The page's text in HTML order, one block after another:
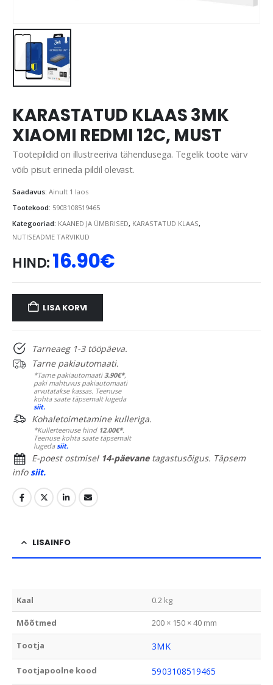
KARASTATUD KLAAS 3MK
XIAOMI REDMI 12C, MUST
Tootepildid on illustreeriva tähendusega. Tegelik toote värv
võib pisut erineda pildil olevast.
Saadavus: Ainult 1 laos
Tootekood: 5903108519465
Kategooriad: KAANED JA ÜMBRISED, KARASTATUD KLAAS,
NUTISEADME TARVIKUD
HIND:16.90€
LISA KORVI
Tarneaeg 1-3 tööpäeva.
Tarne pakiautomaati.
*Tarne pakiautomaati 3.90€*,
paki mahtuvus pakiautomaati
arvutatakse kassas. Teenuse
kohta saate täpsemalt lugeda
siit.
Kohaletoimetamine kulleriga.
*Kullerteenuse hind 12.00€*.
Teenuse kohta saate täpsemalt
lugedasiit.
E-poest ostmisel 14-päevanetagastusõigus. Täpsem
infosiit.
LISAINFO
Kaal 0.2 kg
Mõõtmed 200 × 150 × 40 mm
Tootja 3MK
Tootjapoolne kood 5903108519465